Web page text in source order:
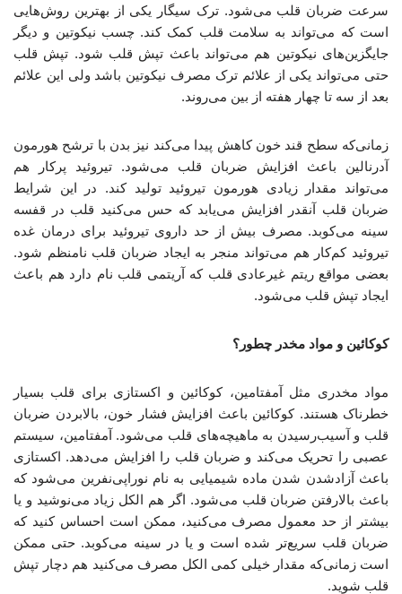
سرعت ضربان قلب می‌شود. ترک سیگار یکی از بهترین روش‌هایی
است که می‌تواند به سلامت قلب کمک کند. چسب نیکوتین و دیگر
جایگزین‌های نیکوتین هم می‌تواند باعث تپش قلب شود. تپش قلب
حتی می‌تواند یکی از علائم ترک مصرف نیکوتین باشد ولی این علائم
بعد از سه تا چهار هفته از بین می‌روند.
زمانی‌که سطح قند خون‌ کاهش پیدا می‌کند نیز بدن با ترشح هورمون
آدرنالین باعث افزایش ضربان قلب می‌شود. تیروئید پرکار هم
می‌تواند مقدار زیادی هورمون تیروئید تولید کند. در این شرایط
ضربان قلب آنقدر افزایش می‌یابد که حس می‌کنید قلب در قفسه
سینه‌ می‌کوبد. مصرف بیش‌ از حد داروی تیروئید برای درمان غده
تیروئید کم‌کار هم می‌تواند منجر به ایجاد ضربان قلب نامنظم شود.
بعضی مواقع ریتم غیرعادی قلب که آریتمی قلب نام دارد هم باعث
ایجاد تپش قلب می‌شود.
کوکائین و مواد مخدر چطور؟
مواد مخدری مثل آمفتامین، کوکائین و اکستازی برای قلب بسیار
خطرناک هستند. کوکائین باعث افزایش فشار خون، بالابردن ضربان
قلب و آسیب‌رسیدن به ماهیچه‌های قلب می‌شود. آمفتامین، سیستم
عصبی‌ را تحریک می‌کند و ضربان قلب را افزایش می‌دهد. اکستازی
باعث آزادشدن شدن ماده شیمیایی به نام نوراپی‌نفرین می‌شود که
باعث بالارفتن ضربان قلب می‌شود. اگر هم الکل زیاد می‌نوشید و یا
بیشتر از حد معمول مصرف می‌کنید، ممکن است احساس کنید که
ضربان قلب سریع‌تر شده‌ است و یا در سینه می‌کوبد. حتی ممکن
است زمانی‌که مقدار خیلی کمی الکل مصرف می‌کنید هم دچار تپش
قلب شوید.